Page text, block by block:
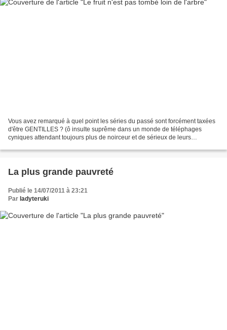
Vous avez remarqué à quel point les séries du passé sont forcément taxées
d'être GENTILLES ? (ô insulte suprême dans un monde de téléphages
cyniques attendant toujours plus de noirceur et de sérieux de leurs
La plus grande pauvreté
Publié le 14/07/2011 à 23:21
Par ladyteruki